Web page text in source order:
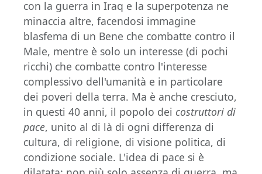
con la guerra in Iraq e la superpotenza ne
minaccia altre, facendosi immagine
blasfema di un Bene che combatte contro il
Male, mentre è solo un interesse (di pochi
ricchi) che combatte contro l'interesse
complessivo dell'umanità e in particolare
dei poveri della terra. Ma è anche cresciuto,
in questi 40 anni, il popolo dei costruttori di
pace, unito al di là di ogni differenza di
cultura, di religione, di visione politica, di
condizione sociale. L'idea di pace si è